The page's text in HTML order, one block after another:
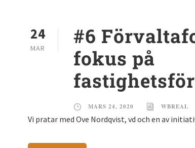
24
MAR
#6
fokus på
MARS 24, 2020 WBREAL
Vi pratar med Ove Nordqvist, vd och en av